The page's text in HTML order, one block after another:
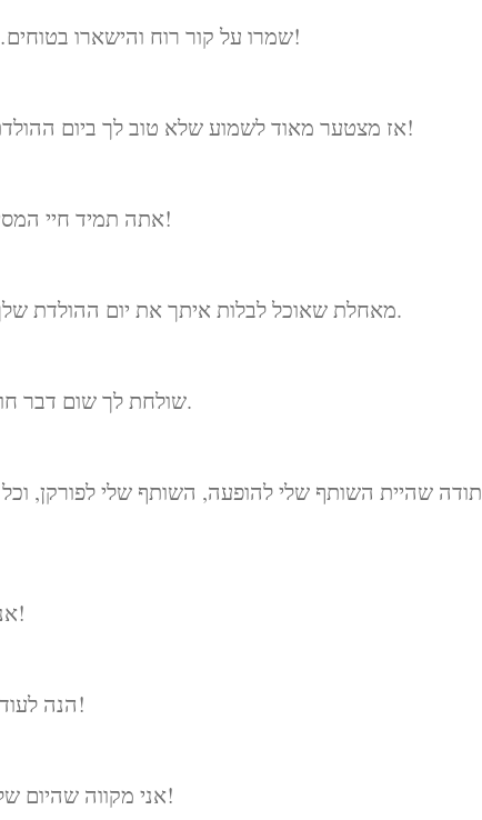
שמרו על קור רוח והישארו בטוחים… ושיהיה לכם יום הולדת שמח מאוד!
אז מצטער מאוד לשמוע שלא טוב לך ביום ההולדת שלך. שולחת לך המון אהבה ואושר!
אתה תמיד חיי המסיבה – מעל זום והכל. יום הולדת שמח!
מאחלת שאוכל לבלות איתך את יום ההולדת שלך, אבל דעי שאת במחשבתי ובלב שלי.
שולחת לך שום דבר חוץ מרגשות חיוביים ביום ההולדת שלך.
תודה שהיית השותף שלי להופעה, השותף שלי לפורקן,
אני כוסית לך מרחוק ביום ההולדת שלך!
הנה לעוד חיים, אהבה והרפתקאות איתך לבוא!
אני מקווה שהיום שלך מוקף באהבה. אני חוגג איתך ברוח!